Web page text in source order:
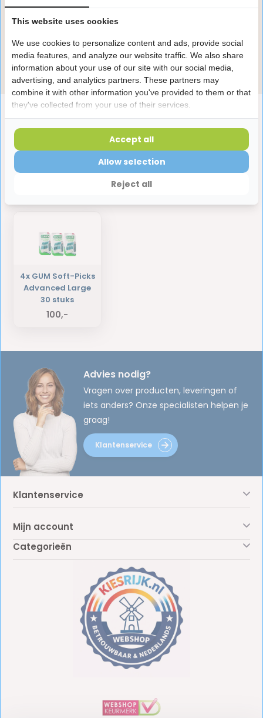
Productomschrijving
Reviews
Heb je een vraag over dit product?
Onze specialisten helpen je graag! Spreek ons aan
in de chat of stuur een e-mail.
Stuur e-mail
Laatst bekeken producten
4x GUM Soft-Picks
Advanced Large
30 stuks
100,-
Advies nodig?
Vragen over producten, leveringen of
iets anders? Onze specialisten helpen je
graag!
Klantenservice
Klantenservice
Mijn account
Categorieën
This website uses cookies
We use cookies to personalize content and ads, provide social
media features, and analyze our website traffic. We also share
information about your use of our site with our social media,
advertising, and analytics partners. These partners may
combine it with other information you've provided to them or that
they've collected from your use of their services.
Reject all
Allow selection
Accept all